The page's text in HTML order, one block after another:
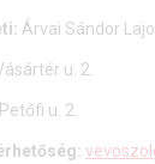
Árvai Sándor
u. 2.
u. 2.